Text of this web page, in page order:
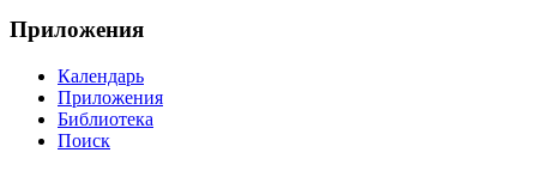
Приложения
Календарь
Приложения
Библиотека
Поиск